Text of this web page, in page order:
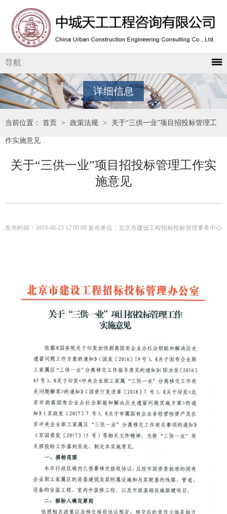
导航
详细信息
当前位置： 首页 > 政策法规 > 关于“三供一业”项目招投标管理工
作实施意见
关于“三供一业”项目招投标管理工作实
施意见
发布时间：2019-08-23 12:00:00 发布单位：北京市建设工程招标投标管理事务中心